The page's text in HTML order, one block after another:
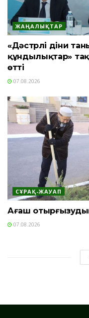
ЖАҢАЛЫҚТАР
«Дәстүрлі діни
құндылықтар»
өтті
07.08.2026
СҰРАҚ-ЖАУАП
Ағаш
07.08.2026